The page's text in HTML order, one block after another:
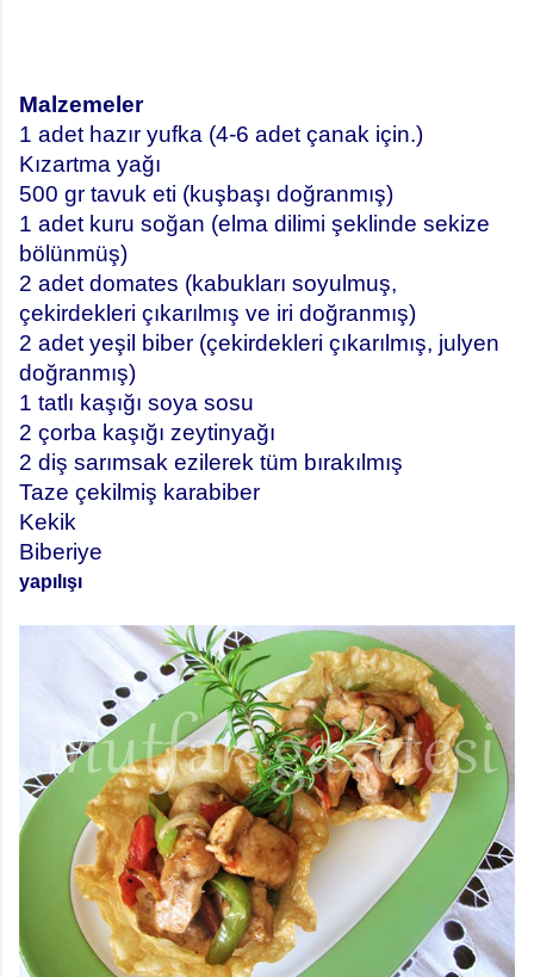
Malzemeler
1 adet hazır yufka (4-6 adet çanak için.)
Kızartma yağı
500 gr tavuk eti (kuşbaşı doğranmış)
1 adet kuru soğan (elma dilimi şeklinde sekize
bölünmüş)
2 adet domates (kabukları soyulmuş,
çekirdekleri çıkarılmış ve iri doğranmış)
2 adet yeşil biber (çekirdekleri çıkarılmış, julyen
doğranmış)
1 tatlı kaşığı soya sosu
2 çorba kaşığı zeytinyağı
2 diş sarımsak ezilerek tüm bırakılmış
Taze çekilmiş karabiber
Kekik
Biberiye
yapılışı